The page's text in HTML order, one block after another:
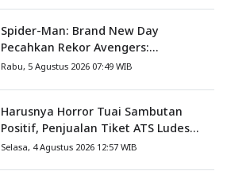
Spider-Man: Brand New Day
Pecahkan Rekor Avengers:
Endgame, Cetak Debut Box Office
Rabu, 5 Agustus 2026 07:49 WIB
Harusnya Horror Tuai Sambutan
Positif, Penjualan Tiket ATS Ludes
Terjual
Selasa, 4 Agustus 2026 12:57 WIB